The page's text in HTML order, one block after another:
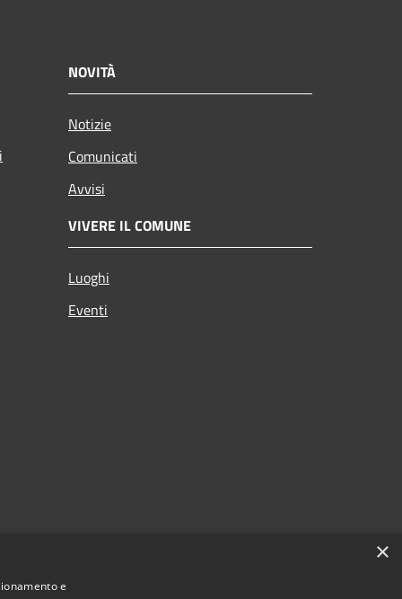
NOVITÀ
Notizie
Comunicati
Avvisi
VIVERE IL COMUNE
Luoghi
Eventi
×
e